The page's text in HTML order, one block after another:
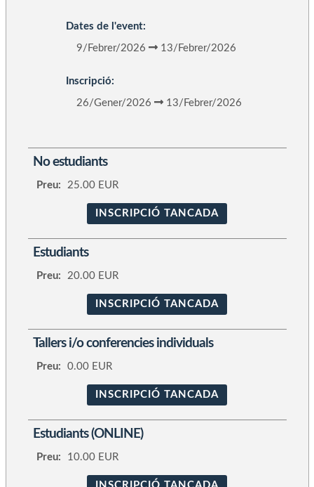
Dates de l'event:
9/Febrer/2026 13/Febrer/2026
Inscripció:
26/Gener/2026 13/Febrer/2026
No estudiants
Preu: 25.00 EUR
INSCRIPCIÓ TANCADA
Estudiants
Preu: 20.00 EUR
INSCRIPCIÓ TANCADA
Tallers i/o conferencies individuals
Preu: 0.00 EUR
INSCRIPCIÓ TANCADA
Estudiants (ONLINE)
Preu: 10.00 EUR